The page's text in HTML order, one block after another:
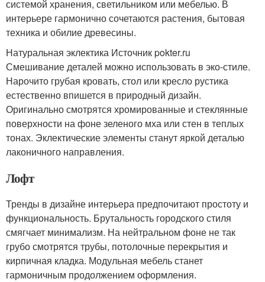
системой хранения, светильником или мебелью. В
интерьере гармонично сочетаются растения, бытовая
техника и обилие древесины.
Натуральная эклектика Источник pokter.ru
Смешивание деталей можно использовать в эко-стиле.
Нарочито грубая кровать, стол или кресло рустика
естественно впишется в природный дизайн.
Оригинально смотрятся хромированные и стеклянные
поверхности на фоне зеленого мха или стен в теплых
тонах. Эклектические элементы станут яркой деталью
лаконичного направления.
Лофт
Тренды в дизайне интерьера предпочитают простоту и
функциональность. Брутальность городского стиля
смягчает минимализм. На нейтральном фоне не так
грубо смотрятся трубы, потолочные перекрытия и
кирпичная кладка. Модульная мебель станет
гармоничным продолжением оформления.